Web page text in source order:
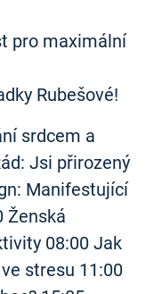
pro maximální
Rubešové!
srdcem a
Jsi přirozený
Manifestující
Ženská
08:00 Jak
stresu 11:00